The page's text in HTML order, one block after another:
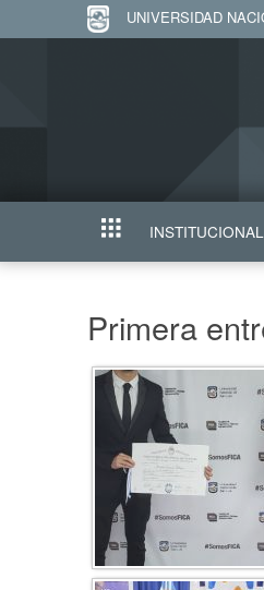
UNIVERSIDAD
INICIO INSTITUCIONAL
Primera